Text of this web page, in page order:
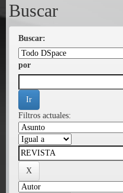
Buscar
Buscar:
por
Filtros actuales: